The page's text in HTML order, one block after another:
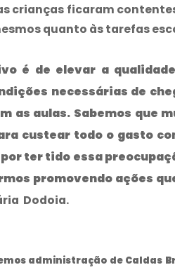
crianças ficaram
quanto às tarefas
é de elevar a
necessárias de
as aulas. Sabemos que
custear todo o gasto
ter tido essa
promovendo ações
Dodoia.
administração de Caldas